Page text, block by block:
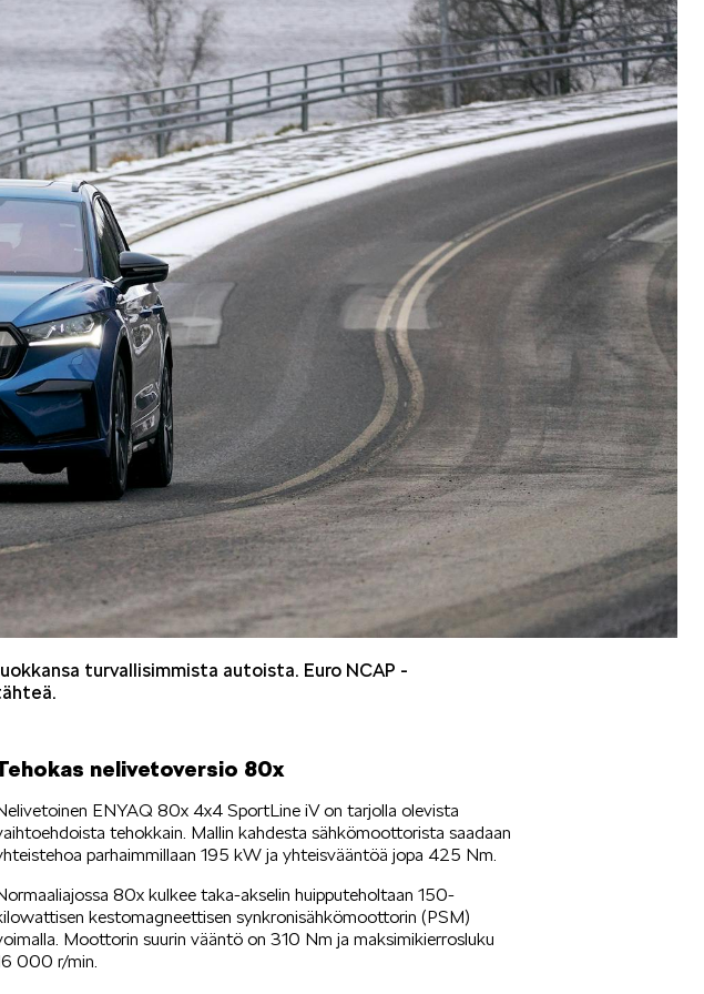
turvallisimmista autoista. Euro NCAP -
nelivetoversio 80x
ENYAQ 80x 4x4 SportLine iV on tarjolla olevista
tehokkain. Mallin kahdesta sähkömoottorista saadaan
parhaimmillaan 195 kW ja yhteisvääntöä jopa 425 Nm.
80x kulkee taka-akselin huipputeholtaan 150-
kestomagneettisen synkronisähkömoottorin (PSM)
Moottorin suurin vääntö on 310 Nm ja maksimikierrosluku
000 r/min.